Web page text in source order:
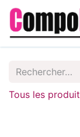
Tous les